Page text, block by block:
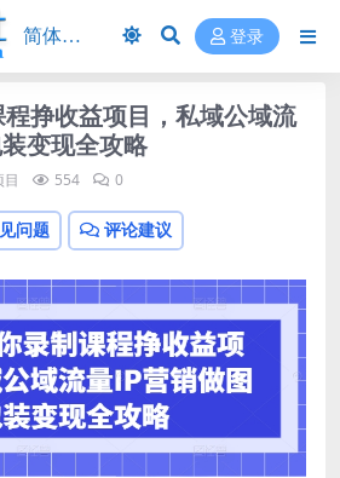
登录
挣收益项目，私域公域流
变现全攻略
554 0
问题 评论建议